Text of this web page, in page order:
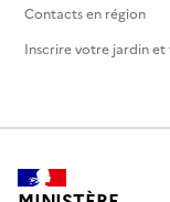
Contacts en région
Inscrire votre jardin et